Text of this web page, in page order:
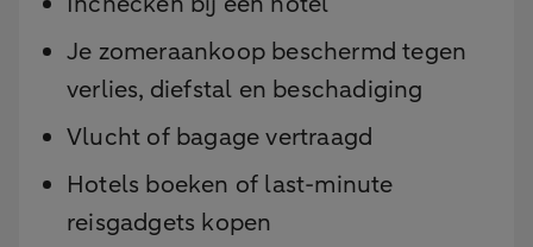
Je zomeraankoop beschermd tegen
verlies, diefstal en beschadiging
Vlucht of bagage vertraagd
Hotels boeken of last-minute
reisgadgets kopen